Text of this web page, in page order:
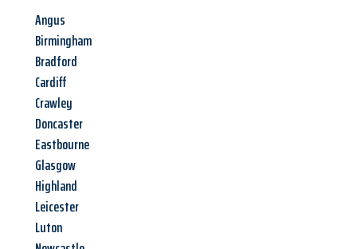
Angus
Birmingham
Bradford
Cardiff
Crawley
Doncaster
Eastbourne
Glasgow
Highland
Leicester
Luton